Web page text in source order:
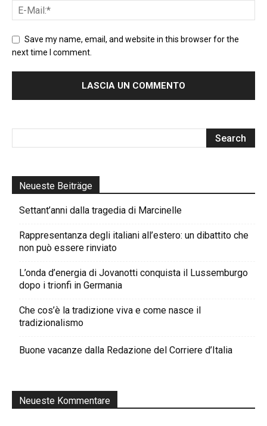
Save my name, email, and website in this browser for the
next time I comment.
Neueste Beiträge
Settant’anni dalla tragedia di Marcinelle
Rappresentanza degli italiani all’estero: un dibattito che
non può essere rinviato
L’onda d’energia di Jovanotti conquista il Lussemburgo
dopo i trionfi in Germania
Che cos’è la tradizione viva e come nasce il
tradizionalismo
Buone vacanze dalla Redazione del Corriere d’Italia
Neueste Kommentare